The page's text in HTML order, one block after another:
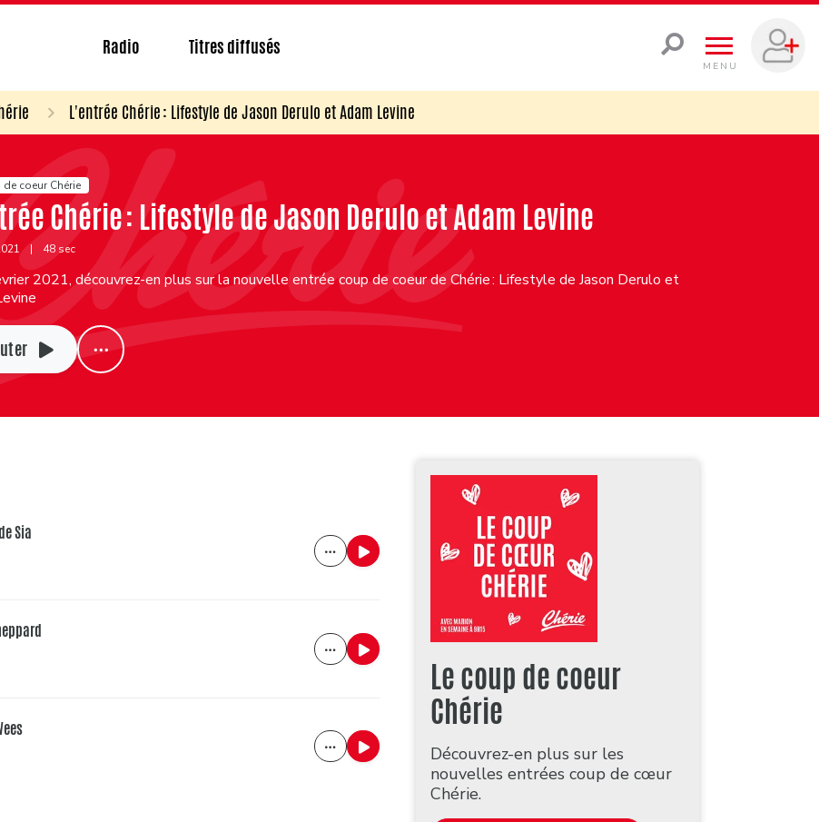
Radio Titres diffusés
MENU
L'entrée Chérie : Lifestyle de Jason Derulo et Adam Levine
de coeur Chérie
Chérie : Lifestyle de Jason Derulo et Adam Levine
| 48 sec
2021, découvrez-en plus sur la nouvelle entrée coup de coeur de Chérie : Lifestyle de Jason Derulo et
Sia
Le coup de coeur
Chérie
Découvrez-en plus sur les
nouvelles entrées coup de cœur
Chérie.